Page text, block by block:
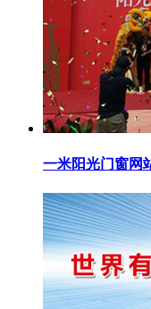
一米阳光门窗网